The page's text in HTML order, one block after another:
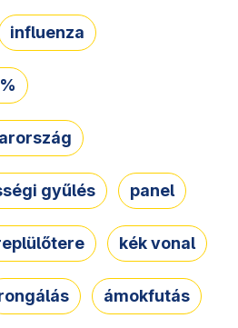
influenza
gyűlés panel
kék vonal
ámokfutás